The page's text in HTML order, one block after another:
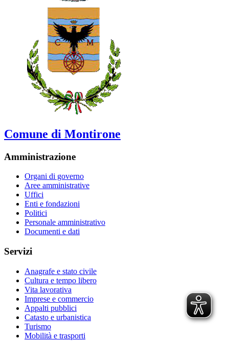
Comune di Montirone
Amministrazione
Organi di governo
Aree amministrative
Uffici
Enti e fondazioni
Politici
Personale amministrativo
Documenti e dati
Servizi
Anagrafe e stato civile
Cultura e tempo libero
Vita lavorativa
Imprese e commercio
Appalti pubblici
Catasto e urbanistica
Turismo
Mobilità e trasporti